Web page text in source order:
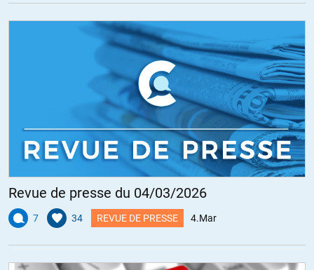
Revue de presse du 04/03/2026
7 34 REVUE DE PRESSE 4.Mar